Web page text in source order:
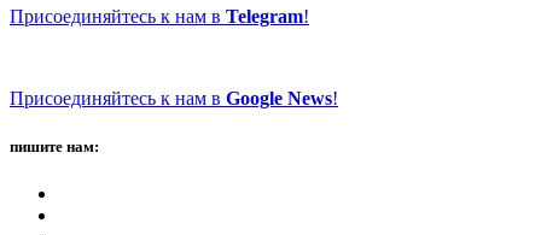
Присоединяйтесь к нам в Telegram!
Присоединяйтесь к нам в Google News!
пишите нам: